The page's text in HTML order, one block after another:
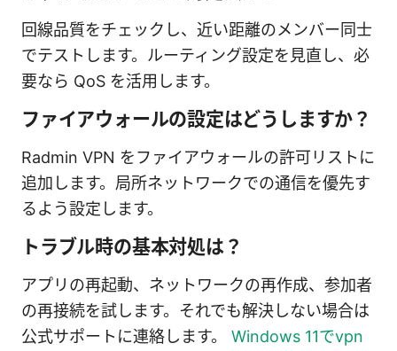
回線品質をチェックし、近い距離のメンバー同士
でテストします。ルーティング設定を見直し、必
要なら QoS を活用します。
ファイアウォールの設定はどうしますか？
Radmin VPN をファイアウォールの許可リストに
追加します。局所ネットワークでの通信を優先す
るよう設定します。
トラブル時の基本対処は？
アプリの再起動、ネットワークの再作成、参加者
の再接続を試します。それでも解決しない場合は
公式サポートに連絡します。 Windows 11でvpn